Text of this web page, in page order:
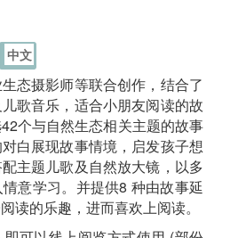
中文
态摄影师等联合创作，结合了
歌音乐，适合小朋友阅读的故
个与自然生态相关主题的故事
白展现故事情境，启发孩子想
主题儿歌及自然放大镜，以多
意学习。并提供8 种由故事延
读的乐趣，进而喜欢上阅读。